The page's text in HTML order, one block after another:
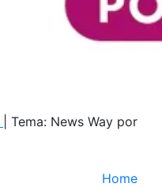
Tema: News Way por
Home